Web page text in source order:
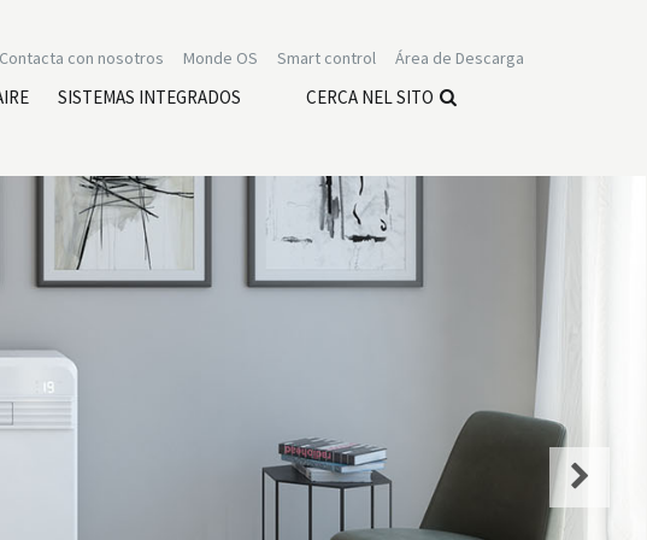
Área de Descarga
Smart control
Monde OS
Contacta con nosotros
SISTEMAS INTEGRADOS
CERCA NEL SITO